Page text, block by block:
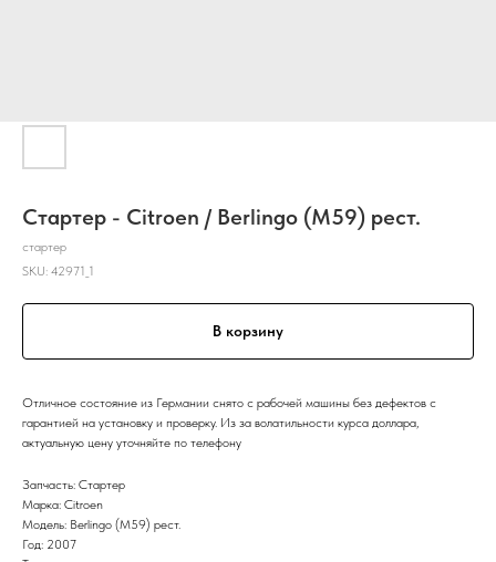
Стартер - Citroen / Berlingo (M59) рест.
стартер
SKU: 42971_1
В корзину
Отличное состояние из Германии снято с рабочей машины без дефектов с
гарантией на установку и проверку. Из за волатильности курса доллара,
актуальную цену уточняйте по телефону
Запчасть: Стартер
Марка: Citroen
Модель: Berlingo (M59) рест.
Год: 2007